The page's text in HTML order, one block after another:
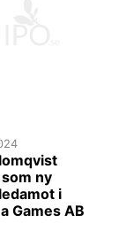
ny
i
Games AB